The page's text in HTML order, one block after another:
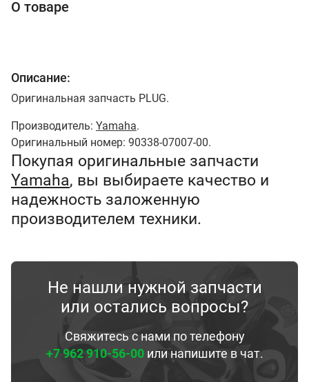
О товаре
Описание:
Оригинальная запчасть PLUG.
Производитель: Yamaha.
Оригинальный номер: 90338-07007-00.
Покупая оригинальные запчасти
Yamaha, вы выбираете качество и
надежность заложенную
производителем техники.
Не нашли нужной запчасти
или остались вопросы?
Свяжитесь с нами по телефону
+7 962 910-56-00или напишите в чат.